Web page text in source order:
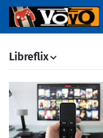
Libreflix